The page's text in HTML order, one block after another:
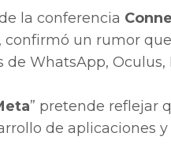
la conferencia
, confirmó un rumor
de WhatsApp, Oculus,
” pretende reflejar
de aplicaciones